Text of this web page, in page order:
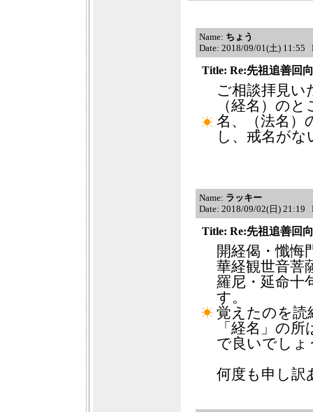
Name: ちょう
Date: 2018/09/01(土) 11:55
Title: Re:先祖追善回向
ご相談拝見い
（経名）の
名、（法名）
し、戒名が
Name: ラッキー
Date: 2018/09/02(日) 21:19
Title: Re:先祖追善回向
開経偈・懺悔
華経観世音菩
羅尼・延命十
す。
覚えたのを読
「経名」の
で良いでしょ
何度も申し訳